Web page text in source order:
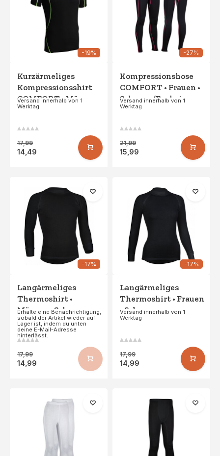
-19%
Kurzärmeliges
Kompressionsshirt
COMFORT • Männer •
Schwarz/FluoGelb
Versand innerhalb von 1
Werktag
17,99
14,49
-27%
Kompressionshose
COMFORT • Frauen •
Schwarz/Fuchsia
Versand innerhalb von 1
Werktag
21,99
15,99
-17%
Langärmeliges
Thermoshirt •
Männer • Schwarz
Erhalte eine Benachrichtigung,
sobald der Artikel wieder auf
Lager ist, indem du unten
deine E-Mail-Adresse
hinterlässt.
17,99
14,99
-17%
Langärmeliges
Thermoshirt • Frauen
• Schwarz
Versand innerhalb von 1
Werktag
17,99
14,99